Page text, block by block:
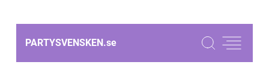
PARTYSVENSKEN.se